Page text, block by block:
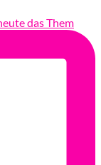
das Them